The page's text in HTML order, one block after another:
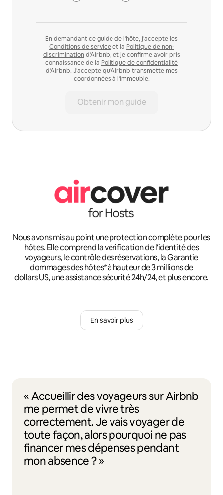
En demandant ce guide de l'hôte, j'accepte les
Conditions de serviceet la Politique de non-
discrimination d'Airbnb, et je confirme avoir pris
connaissance de la Politique de confidentialité
d'Airbnb. J'accepte qu'Airbnb transmette mes
coordonnées à l'immeuble.
Obtenir mon guide
Nous avons mis au point une protection complète pour les
hôtes. Elle comprend la vérification de l'identité des
voyageurs, le contrôle des réservations, la Garantie
dommages des hôtes* à hauteur de 3 millions de
dollars US, une assistance sécurité 24h/24, et plus encore.
En savoir plus
« Accueillir des voyageurs sur Airbnb
me permet de vivre très
correctement. Je vais voyager de
toute façon, alors pourquoi ne pas
financer mes dépenses pendant
mon absence ? »